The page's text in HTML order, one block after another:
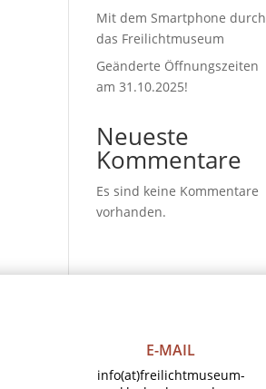
Mit dem Smartphone durch
das Freilichtmuseum
Geänderte Öffnungszeiten
am 31.10.2025!
Neueste
Kommentare
Es sind keine Kommentare
vorhanden.
E-MAIL
info(at)freilichtmuseum-